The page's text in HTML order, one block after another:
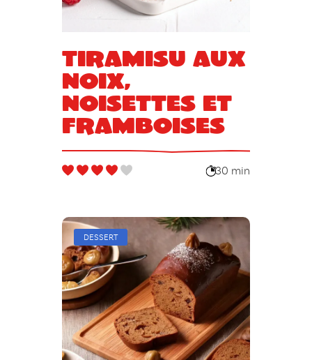
Tiramisu aux
noix,
noisettes et
framboises
30 min
DESSERT